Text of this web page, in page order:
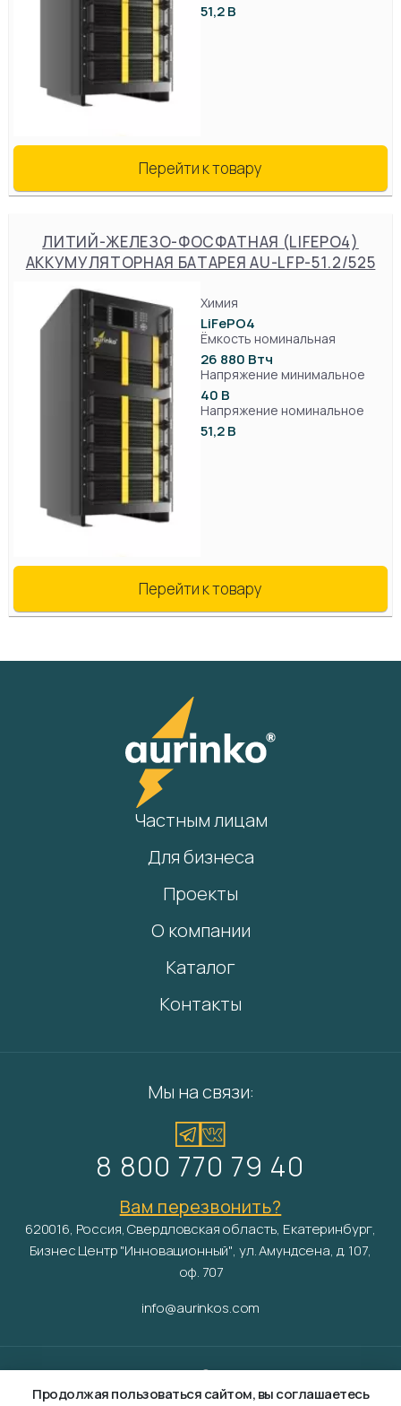
51,2 В
Перейти к товару
ЛИТИЙ-ЖЕЛЕЗО-ФОСФАТНАЯ (LIFEPO4)
АККУМУЛЯТОРНАЯ БАТАРЕЯ AU-LFP-51.2/525
Химия
LiFePO4
Ёмкость номинальная
26 880 Втч
Напряжение минимальное
40 В
Напряжение номинальное
51,2 В
Перейти к товару
Частным лицам
Для бизнеса
Проекты
О компании
Каталог
Контакты
Мы на связи:
8 800 770 79 40
Вам перезвонить?
620016, Россия, Свердловская область, Екатеринбург,
Бизнес Центр "Инновационный", ул. Амундсена, д. 107,
оф. 707
info@aurinkos.com
Aurinko ©2026
Разработка и продвижение сайта —Fanky.ru
Продолжая пользоваться сайтом, вы соглашаетесь